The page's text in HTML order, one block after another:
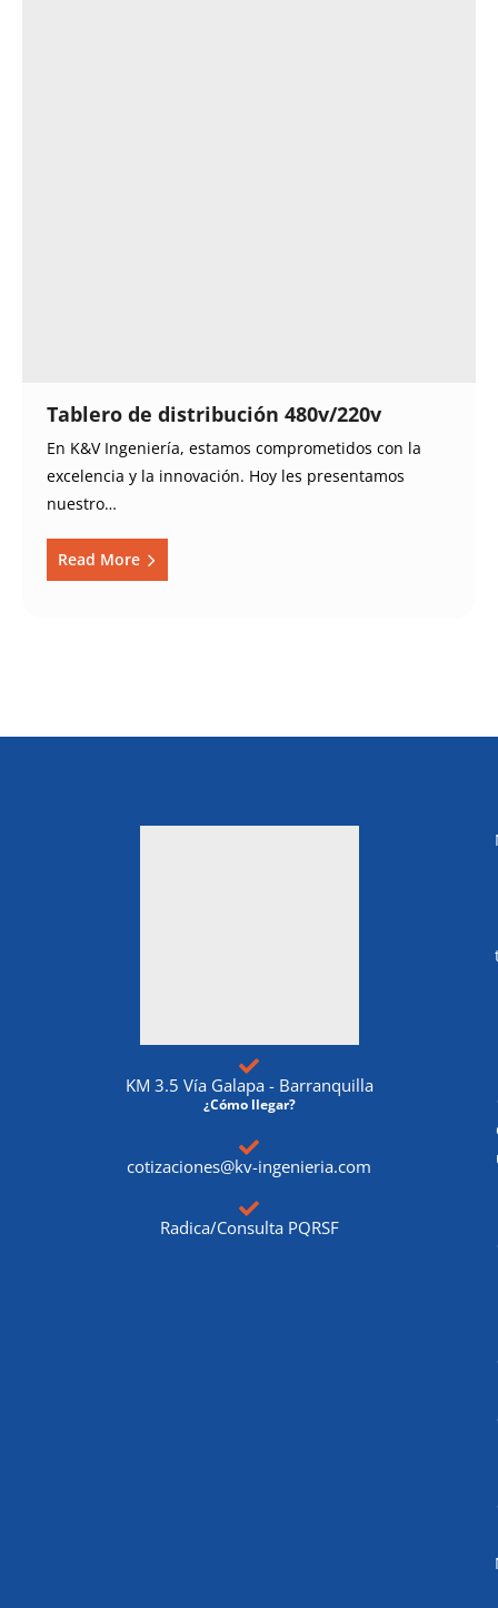
Tablero de distribución 480v/220v
En K&V Ingeniería, estamos comprometidos con la
excelencia y la innovación. Hoy les presentamos
nuestro…
Read More
KM 3.5 Vía Galapa - Barranquilla
¿Cómo llegar?
cotizaciones@kv-ingenieria.com
Radica/Consulta PQRSF